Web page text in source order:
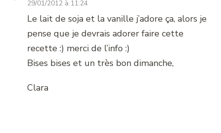
29/01/2012 à 11:24
Le lait de soja et la vanille j’adore ça, alors je
pense que je devrais adorer faire cette
recette :) merci de l’info :)
Bises bises et un très bon dimanche,
Clara